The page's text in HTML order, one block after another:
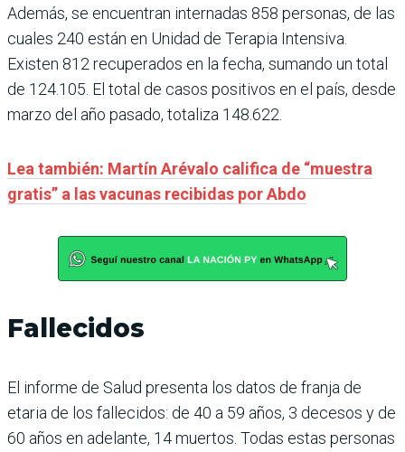
Además, se encuentran internadas 858 personas, de las
cuales 240 están en Unidad de Terapia Intensiva.
Existen 812 recuperados en la fecha, sumando un total
de 124.105. El total de casos positivos en el país, desde
marzo del año pasado, totaliza 148.622.
Lea también: Martín Arévalo califica de “muestra
gratis” a las vacunas recibidas por Abdo
Fallecidos
El informe de Salud presenta los datos de franja de
etaria de los fallecidos: de 40 a 59 años, 3 decesos y de
60 años en adelante, 14 muertos. Todas estas personas